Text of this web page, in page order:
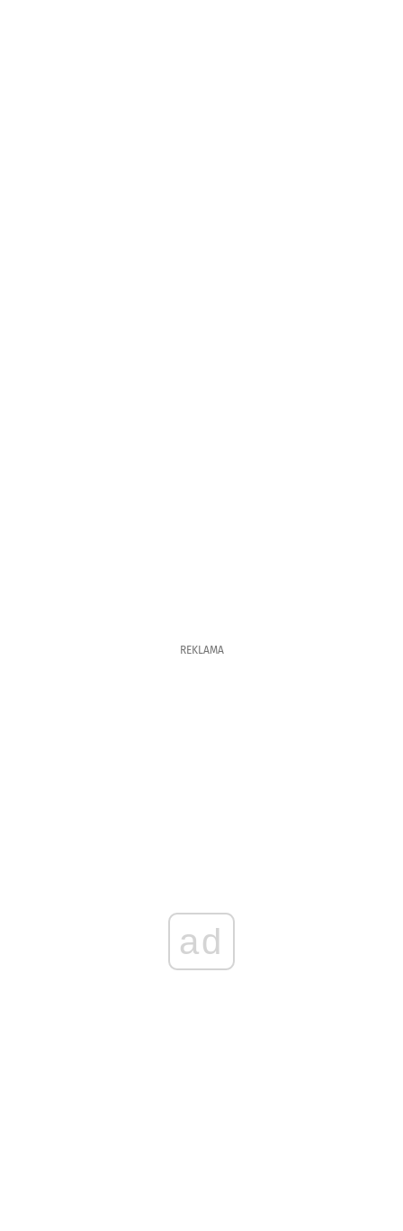
REKLAMA
ad